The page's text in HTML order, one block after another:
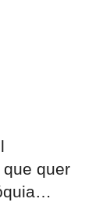
quer
…